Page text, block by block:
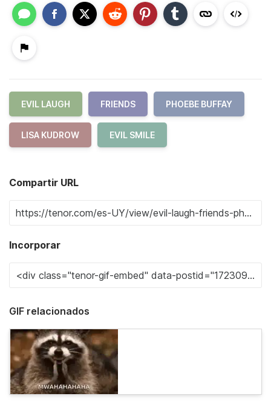
EVIL LAUGH FRIENDS PHOEBE BUFFAY
LISA KUDROW EVIL SMILE
Compartir URL
Incorporar
GIF relacionados